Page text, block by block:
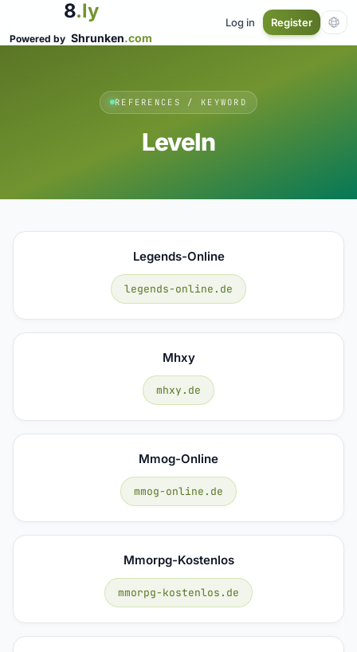
8.ly
Powered by Shrunken.com
Log in Register
REFERENCES / KEYWORD
Leveln
Legends-Online
legends-online.de
Mhxy
mhxy.de
Mmog-Online
mmog-online.de
Mmorpg-Kostenlos
mmorpg-kostenlos.de